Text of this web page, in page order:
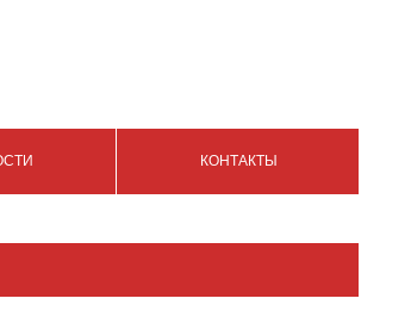
КОНТАКТЫ